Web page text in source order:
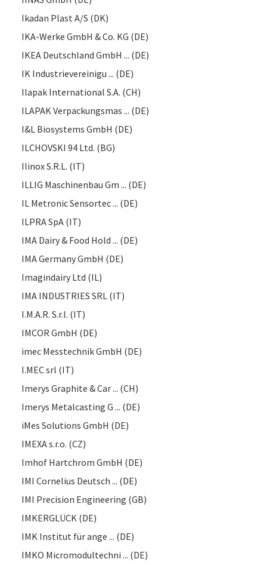
Ikadan Plast A/S (DK)
IKA-Werke GmbH & Co. KG (DE)
IKEA Deutschland GmbH ... (DE)
IK Industrievereinigu ... (DE)
Ilapak International S.A. (CH)
ILAPAK Verpackungsmas ... (DE)
I&L Biosystems GmbH (DE)
ILCHOVSKI 94 Ltd. (BG)
Ilinox S.R.L. (IT)
ILLIG Maschinenbau Gm ... (DE)
IL Metronic Sensortec ... (DE)
ILPRA SpA (IT)
IMA Dairy & Food Hold ... (DE)
IMA Germany GmbH (DE)
Imagindairy Ltd (IL)
IMA INDUSTRIES SRL (IT)
I.M.A.R. S.r.l. (IT)
IMCOR GmbH (DE)
imec Messtechnik GmbH (DE)
I.MEC srl (IT)
Imerys Graphite & Car ... (CH)
Imerys Metalcasting G ... (DE)
iMes Solutions GmbH (DE)
IMEXA s.r.o. (CZ)
Imhof Hartchrom GmbH (DE)
IMI Cornelius Deutsch ... (DE)
IMI Precision Engineering (GB)
IMKERGLÜCK (DE)
IMK Institut für ange ... (DE)
IMKO Micromodultechni ... (DE)